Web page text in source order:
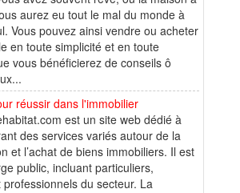
aurez eu tout le mal du monde à
Vous pouvez ainsi vendre ou acheter
en toute simplicité et en toute
vous bénéficierez de conseils ô
réussir dans l'immobilier
est un site web dédié à
des services variés autour de la
et l’achat de biens immobiliers. Il est
public, incluant particuliers,
du secteur. La